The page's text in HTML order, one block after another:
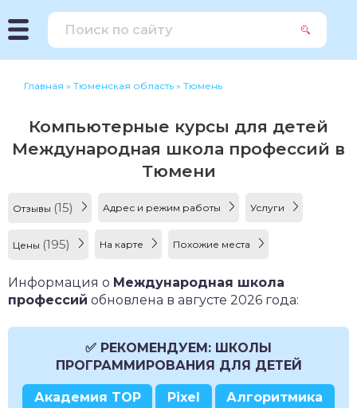
Главная » Тюменская область » Тюмень
Компьютерные курсы для детей
Международная школа профессий в
Тюмени
Отзывы (15) Адрес и режим работы Услуги
Цены (195) На карте Похожие места
Информация о Международная школа
профессий обновлена в августе 2026 года:
✅ РЕКОМЕНДУЕМ: ШКОЛЫ
ПРОГРАММИРОВАНИЯ ДЛЯ ДЕТЕЙ
Академия TOP Pixel Алгоритмика